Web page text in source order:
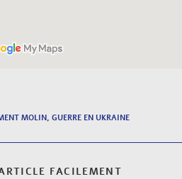
MOLIN, GUERRE EN UKRAINE
FACILEMENT